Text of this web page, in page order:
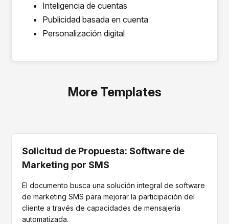
Inteligencia de cuentas
Publicidad basada en cuenta
Personalización digital
More Templates
Solicitud de Propuesta: Software de
Marketing por SMS
El documento busca una solución integral de software
de marketing SMS para mejorar la participación del
cliente a través de capacidades de mensajería
automatizada.